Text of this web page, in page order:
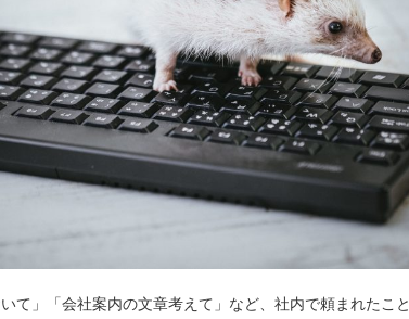
て」「会社案内の文章考えて」など、社内で頼まれたこ